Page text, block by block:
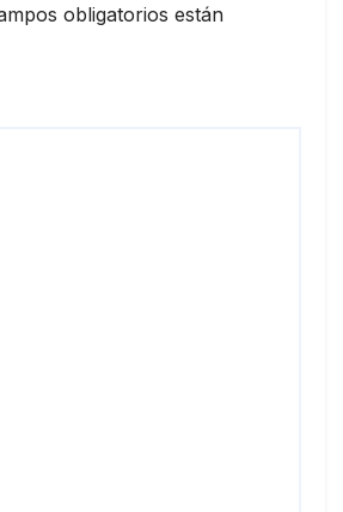
obligatorios están